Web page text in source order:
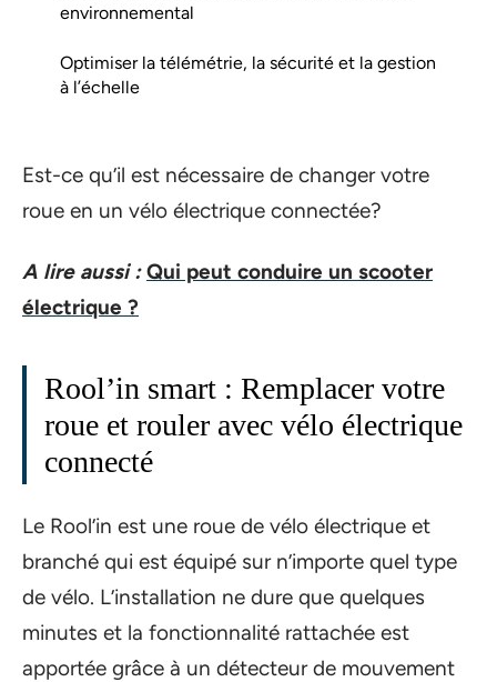
environnemental
Optimiser la télémétrie, la sécurité et la gestion
à l’échelle
Est-ce qu’il est nécessaire de changer votre
roue en un vélo électrique connectée?
A lire aussi : Qui peut conduire un scooter
électrique ?
Rool’in smart : Remplacer votre
roue et rouler avec vélo électrique
connecté
Le Rool’in est une roue de vélo électrique et
branché qui est équipé sur n’importe quel type
de vélo. L’installation ne dure que quelques
minutes et la fonctionnalité rattachée est
apportée grâce à un détecteur de mouvement